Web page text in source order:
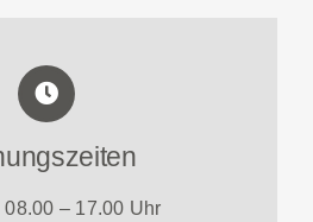
08.00 – 17.00 Uhr